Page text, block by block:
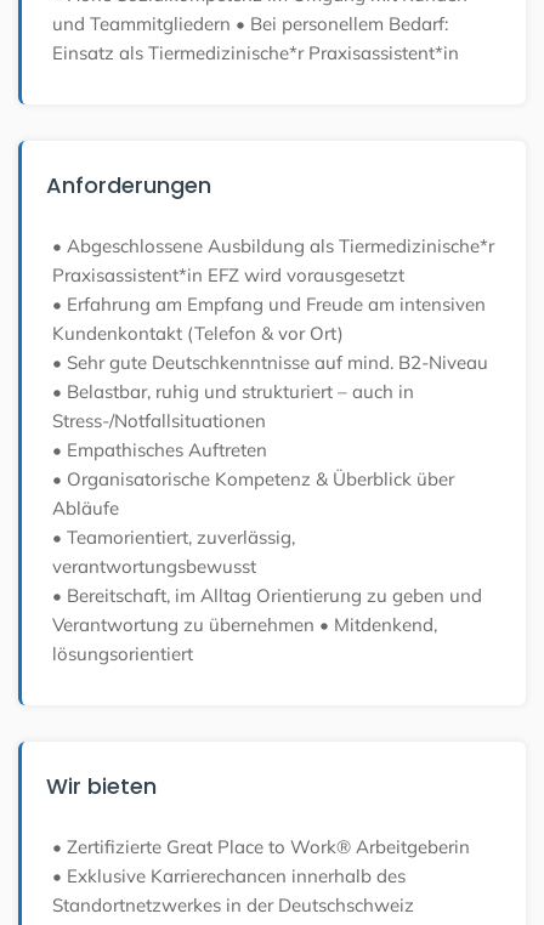
und Teammitgliedern • Bei personellem Bedarf:
Einsatz als Tiermedizinische*r Praxisassistent*in
Anforderungen
• Abgeschlossene Ausbildung als Tiermedizinische*r
Praxisassistent*in EFZ wird vorausgesetzt
• Erfahrung am Empfang und Freude am intensiven
Kundenkontakt (Telefon & vor Ort)
• Sehr gute Deutschkenntnisse auf mind. B2-Niveau
• Belastbar, ruhig und strukturiert – auch in
Stress-/Notfallsituationen
• Empathisches Auftreten
• Organisatorische Kompetenz & Überblick über
Abläufe
• Teamorientiert, zuverlässig,
verantwortungsbewusst
• Bereitschaft, im Alltag Orientierung zu geben und
Verantwortung zu übernehmen • Mitdenkend,
lösungsorientiert
Wir bieten
• Zertifizierte Great Place to Work® Arbeitgeberin
• Exklusive Karrierechancen innerhalb des
Standortnetzwerkes in der Deutschschweiz